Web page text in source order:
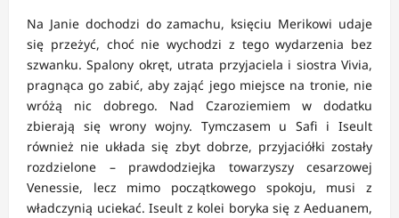
Na Janie dochodzi do zamachu, księciu Merikowi udaje
się przeżyć, choć nie wychodzi z tego wydarzenia bez
szwanku. Spalony okręt, utrata przyjaciela i siostra Vivia,
pragnąca go zabić, aby zająć jego miejsce na tronie, nie
wróżą nic dobrego. Nad Czaroziemiem w dodatku
zbierają się wrony wojny. Tymczasem u Safi i Iseult
również nie układa się zbyt dobrze, przyjaciółki zostały
rozdzielone – prawdodziejka towarzyszy cesarzowej
Venessie, lecz mimo początkowego spokoju, musi z
władczynią uciekać. Iseult z kolei boryka się z Aeduanem,